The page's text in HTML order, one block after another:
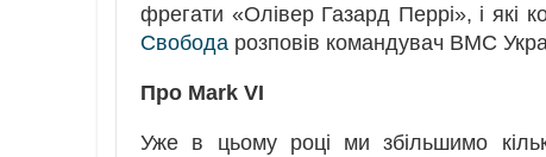
фрегати «Олівер Газард Перрі», і які
Свобода розповів командувач ВМС
Про Mark VI
Уже в цьому році ми збільшимо